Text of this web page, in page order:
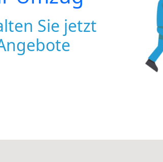
Sie jetzt